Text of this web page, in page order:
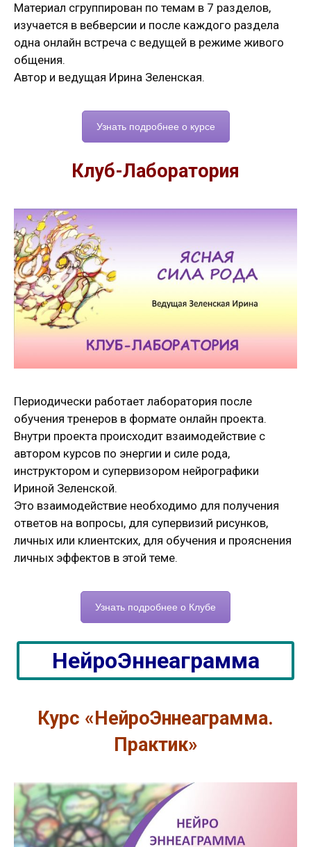
Материал сгруппирован по темам в 7 разделов,
изучается в вебверсии и после каждого раздела
одна онлайн встреча с ведущей в режиме живого
общения.
Автор и ведущая Ирина Зеленская.
Узнать подробнее о курсе
Клуб-Лаборатория
Периодически работает лаборатория после
обучения тренеров в формате онлайн проекта.
Внутри проекта происходит взаимодействие с
автором курсов по энергии и силе рода,
инструктором и супервизором нейрографики
Ириной Зеленской.
Это взаимодействие необходимо для получения
ответов на вопросы, для супервизий рисунков,
личных или клиентских, для обучения и прояснения
личных эффектов в этой теме.
Узнать подробнее о Клубе
НейроЭннеаграмма
Курс «НейроЭннеаграмма.
Практик»